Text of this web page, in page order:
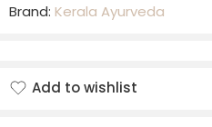
Brand: Kerala Ayurveda
Add to wishlist